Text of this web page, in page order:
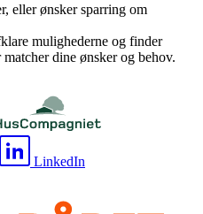
eller ønsker sparring om
mulighederne og finder
dine ønsker og behov.
LinkedIn